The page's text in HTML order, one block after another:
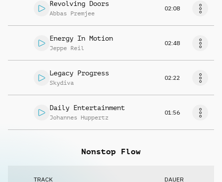
Revolving Doors
Abbas Premjee
02:08
Energy In Motion
Jeppe Reil
02:48
Legacy Progress
Skydiva
02:22
Daily Entertainment
Johannes Huppertz
01:56
Nonstop Flow
TRACK DAUER